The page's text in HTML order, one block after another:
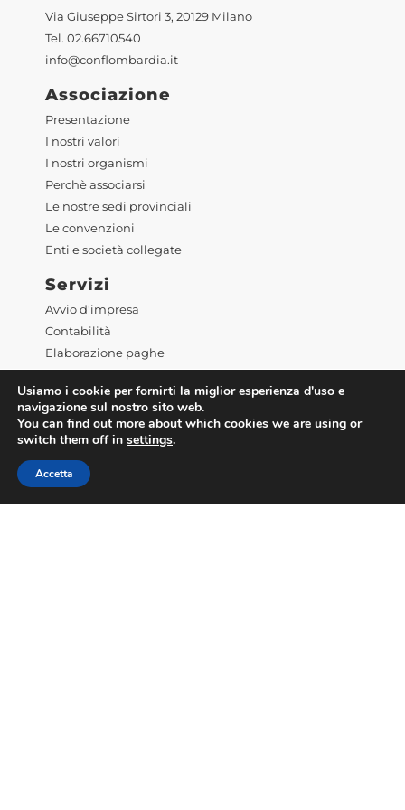
Via Giuseppe Sirtori 3, 20129 Milano
Tel. 02.66710540
info@conflombardia.it
Associazione
Presentazione
I nostri valori
I nostri organismi
Perchè associarsi
Le nostre sedi provinciali
Le convenzioni
Enti e società collegate
Servizi
Avvio d'impresa
Contabilità
Elaborazione paghe
Pratiche, licenze e contratti
Sicurezza sul lavoro
Sicurezza alimentare
Bandi
Credito
Formazione
Usiamo i cookie per fornirti la miglior esperienza d'uso e
navigazione sul nostro sito web.
You can find out more about which cookies we are using or
switch them off in settings.
Accetta